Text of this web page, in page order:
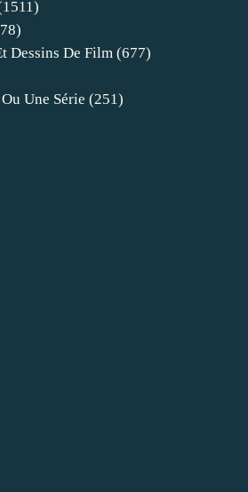
Dessins De Film (677)
Une Série (251)